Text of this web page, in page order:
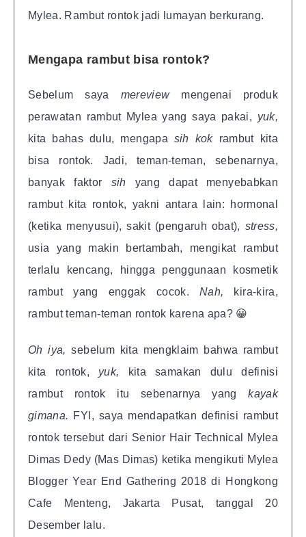
Mylea. Rambut rontok jadi lumayan berkurang.
Mengapa rambut bisa rontok?
Sebelum saya mereview mengenai produk
perawatan rambut Mylea yang saya pakai, yuk,
kita bahas dulu, mengapa sih kokrambut kita
bisa rontok. Jadi, teman-teman, sebenarnya,
banyak faktor sih yang dapat menyebabkan
rambut kita rontok, yakni antara lain: hormonal
(ketika menyusui), sakit (pengaruh obat), stress,
usia yang makin bertambah, mengikat rambut
terlalu kencang, hingga penggunaan kosmetik
rambut yang enggak cocok.Nah, kira-kira,
rambut teman-teman rontok karena apa? 😀
Oh iya, sebelum kita mengklaim bahwa rambut
kita rontok, yuk, kita samakan dulu definisi
rambut rontok itu sebenarnya yangkayak
gimana. FYI, saya mendapatkan definisi rambut
rontok tersebut dari Senior Hair Technical Mylea
Dimas Dedy (Mas Dimas) ketika mengikuti Mylea
Blogger Year End Gathering 2018 di Hongkong
Cafe Menteng, Jakarta Pusat, tanggal 20
Desember lalu.